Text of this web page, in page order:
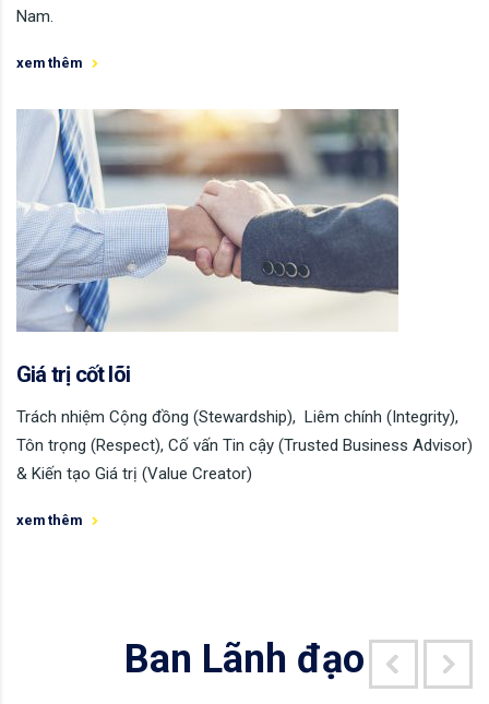
Nam.
xem thêm
Giá trị cốt lõi
Trách nhiệm Cộng đồng (Stewardship), Liêm chính (Integrity),
Tôn trọng (Respect), Cố vấn Tin cậy (Trusted Business Advisor)
& Kiến tạo Giá trị (Value Creator)
xem thêm
Ban Lãnh đạo